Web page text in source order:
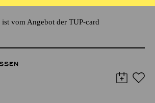
ist vom Angebot der TUP-card